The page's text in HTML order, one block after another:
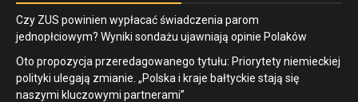
Czy ZUS powinien wypłacać świadczenia parom
jednopłciowym? Wyniki sondażu ujawniają opinie Polaków
Oto propozycja przeredagowanego tytułu: Priorytety niemieckiej
polityki ulegają zmianie. „Polska i kraje bałtyckie stają się
naszymi kluczowymi partnerami”